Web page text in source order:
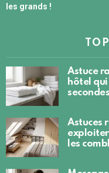
les grands !
Astuce
hôtel
secondes
Astuces
les